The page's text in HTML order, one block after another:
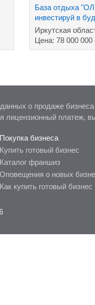
База отдыха
инвестируй в
Иркутская
Цена: 78 000 000
о продаже
лицензионный платеж,
Покупка бизнеса
Купить готовый бизнес
Каталог франшиз
Оповещения о новых
Как купить готовый бизнес